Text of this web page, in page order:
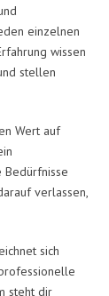
einzelnen
wissen
stellen
Wert auf
Bedürfnisse
verlassen,
sich
steht dir